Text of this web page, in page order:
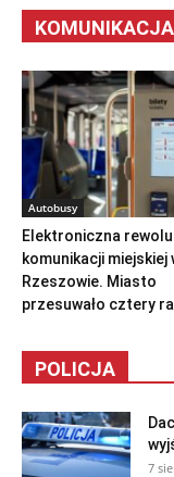
KOMUNIKACJA
Autobusy
Elektroniczna
komunikacji miejskiej
Rzeszowie. Miasto
przesuwało cztery
POLICJA
7